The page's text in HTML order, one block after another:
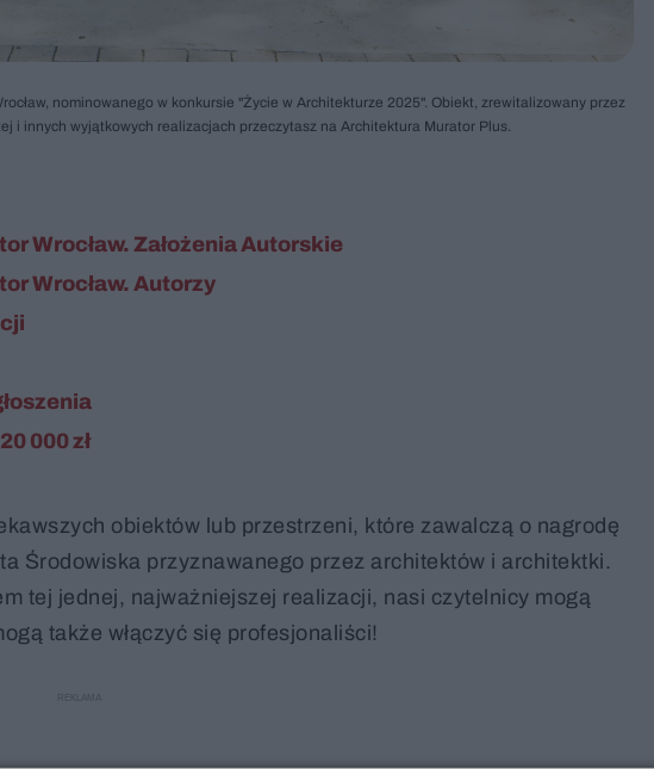
nominowanego w konkursie "Życie w Architekturze 2025". Obiekt, zrewitalizowany przez
i innych wyjątkowych realizacjach przeczytasz na Architektura Murator Plus.
Wrocław. Założenia Autorskie
Wrocław. Autorzy
000 zł
obiektów lub przestrzeni, które zawalczą o nagrodę
Środowiska przyznawanego przez architektów i architektki.
tej jednej, najważniejszej realizacji, nasi czytelnicy mogą
także włączyć się profesjonaliści!